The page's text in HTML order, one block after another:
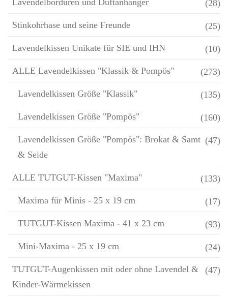
Lavendelbordüren und Duftanhänger (28)
Stinkohrhase und seine Freunde (25)
Lavendelkissen Unikate für SIE und IHN (10)
ALLE Lavendelkissen "Klassik & Pompös" (273)
Lavendelkissen Größe "Klassik" (135)
Lavendelkissen Größe "Pompös" (160)
Lavendelkissen Größe "Pompös": Brokat & Samt
& Seide
(47)
ALLE TUTGUT-Kissen "Maxima" (133)
Maxima für Minis - 25 x 19 cm (17)
TUTGUT-Kissen Maxima - 41 x 23 cm (93)
Mini-Maxima - 25 x 19 cm (24)
TUTGUT-Augenkissen mit oder ohne Lavendel &
Kinder-Wärmekissen
(47)